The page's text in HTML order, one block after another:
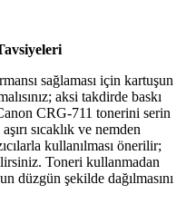
sağlaması için kartuşun
aksi takdirde baskı
CRG-711 tonerini serin
sıcaklık ve nemden
kullanılması önerilir;
Toneri kullanmadan
düzgün şekilde dağılmasını